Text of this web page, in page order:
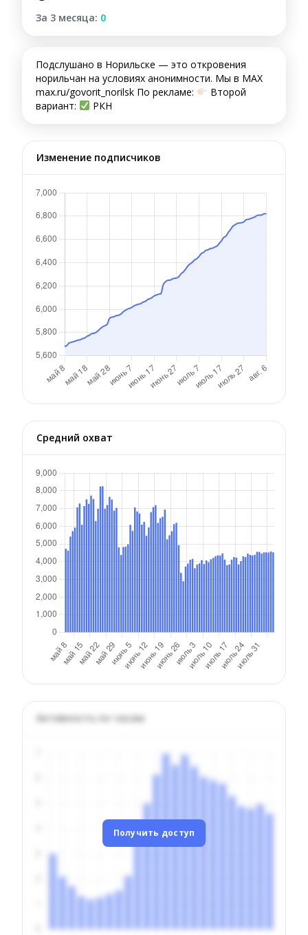
За 3 месяца: 0
Подслушано в Норильске — это откровения
норильчан на условиях анонимности. Мы в МАХ
max.ru/govorit_norilsk По рекламе:
Второй
вариант:
РКН
Изменение подписчиков
Средний охват
Активность по часам
Получить доступ